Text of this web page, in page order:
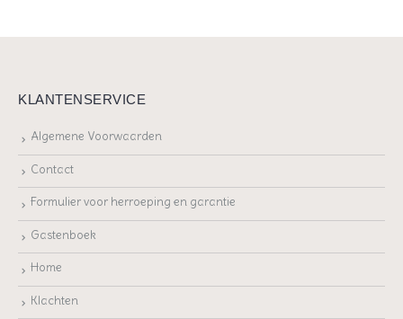
KLANTENSERVICE
Algemene Voorwaarden
Contact
Formulier voor herroeping en garantie
Gastenboek
Home
Klachten